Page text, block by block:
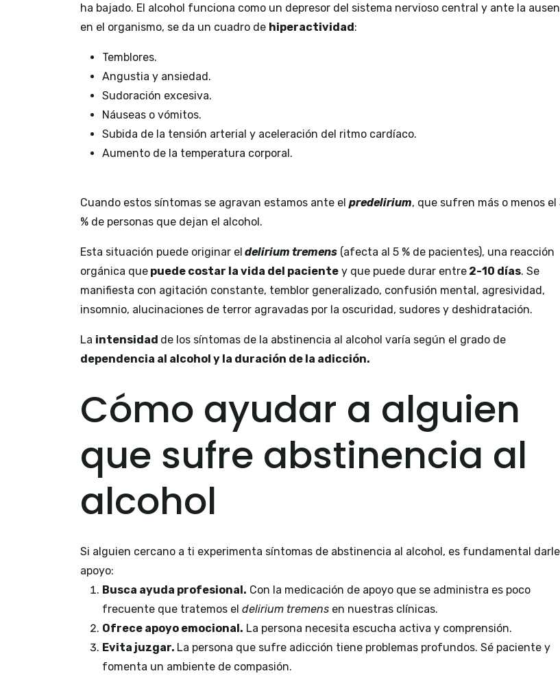
ha bajado. El alcohol funciona como un depresor del sistema nervioso central y ante la
en el organismo, se da un cuadro de hiperactividad:
Temblores.
Angustia y ansiedad.
Sudoración excesiva.
Náuseas o vómitos.
Subida de la tensión arterial y aceleración del ritmo cardíaco.
Aumento de la temperatura corporal.
Cuando estos síntomas se agravan estamos ante el predelirium, que sufren más o menos el
% de personas que dejan el alcohol.
Esta situación puede originar el delirium tremens (afecta al 5 % de pacientes), una reacción
orgánica que puede costar la vida del paciente y que puede durar entre 2-10 días. Se
manifiesta con agitación constante, temblor generalizado, confusión mental, agresividad,
insomnio, alucinaciones de terror agravadas por la oscuridad, sudores y deshidratación.
La intensidad de los síntomas de la abstinencia al alcohol varía según el grado de
dependencia al alcohol y la duración de la adicción.
Cómo ayudar a alguien
que sufre abstinencia al
alcohol
Si alguien cercano a ti experimenta síntomas de abstinencia al alcohol, es fundamental darle
apoyo:
Busca ayuda profesional. Con la medicación de apoyo que se administra es poco
frecuente que tratemos el delirium tremens en nuestras clínicas.
Ofrece apoyo emocional. La persona necesita escucha activa y comprensión.
Evita juzgar. La persona que sufre adicción tiene problemas profundos. Sé paciente y
fomenta un ambiente de compasión.